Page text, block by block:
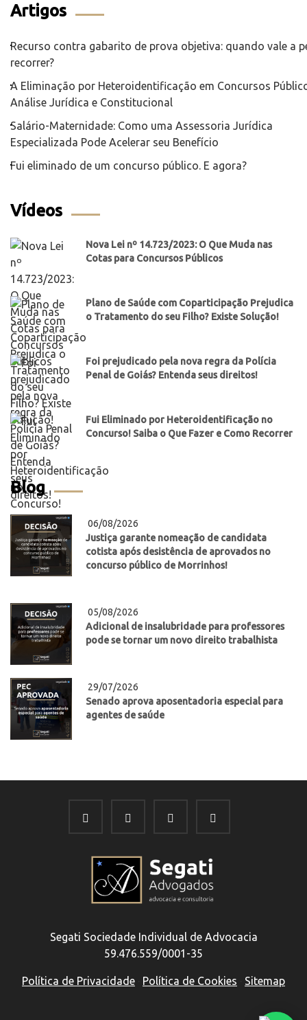
Artigos
Recurso contra gabarito de prova objetiva: quando vale a
recorrer?
A Eliminação por Heteroidentificação em Concursos
Análise Jurídica e Constitucional
Salário-Maternidade: Como uma Assessoria Jurídica
Especializada Pode Acelerar seu Benefício
Fui eliminado de um concurso público. E agora?
Vídeos
Nova Lei nº 14.723/2023: O Que Muda nas
Cotas para Concursos Públicos
Plano de Saúde com Coparticipação Prejudica
o Tratamento do seu Filho? Existe Solução!
Foi prejudicado pela nova regra da Polícia
Penal de Goiás? Entenda seus direitos!
Fui Eliminado por Heteroidentificação no
Concurso! Saiba o Que Fazer e Como Recorrer
Blog
06/08/2026
Justiça garante nomeação de candidata
cotista após desistência de aprovados no
concurso público de Morrinhos!
05/08/2026
Adicional de insalubridade para professores
pode se tornar um novo direito trabalhista
29/07/2026
Senado aprova aposentadoria especial para
agentes de saúde
Segati Sociedade Individual de Advocacia
59.476.559/0001-35
Política de Privacidade Política de Cookies Sitemap